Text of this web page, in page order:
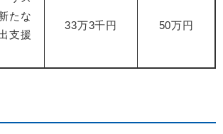
たな
支援
33万3千円 50万円